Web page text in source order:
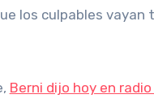
los culpables vayan
Berni dijo hoy en